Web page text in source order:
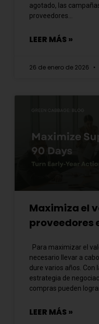
agotado, las
proveedores...
LEER MÁS »
26 de enero de 2026
Maximiza el
proveedores
Para maximizar el
necesario llevar a
dure varios años. Con
estrategia de
compras pueden
LEER MÁS »